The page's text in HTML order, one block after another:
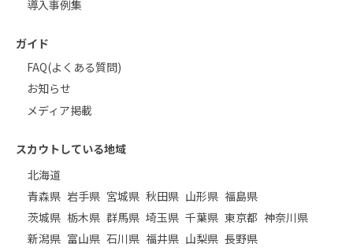
導入事例集
ガイド
FAQ(よくある質問)
お知らせ
メディア掲載
スカウトしている地域
北海道
青森県 岩手県 宮城県 秋田県 山形県 福島県
茨城県 栃木県 群馬県 埼玉県 千葉県 東京都 神奈川県
新潟県 富山県 石川県 福井県 山梨県 長野県